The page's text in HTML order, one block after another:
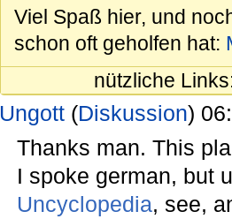
Viel Spaß hier, und
schon oft geholfen hat:
nützliche
Ungott (Diskussion)
Thanks man. This
I spoke german, but
Uncyclopedia, see,